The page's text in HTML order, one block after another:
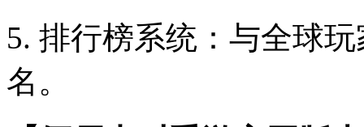
5. 排行榜系统：与全球
名。